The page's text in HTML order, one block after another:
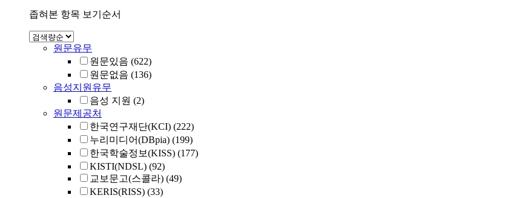
좁혀본 항목 보기순서
원문유무
원문있음 (622)
원문없음 (136)
음성지원유무
음성 지원 (2)
원문제공처
한국연구재단(KCI) (222)
누리미디어(DBpia) (199)
한국학술정보(KISS) (177)
KISTI(NDSL) (92)
교보문고(스콜라) (49)
KERIS(RISS) (33)